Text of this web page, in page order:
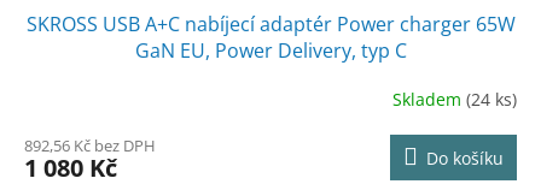
SKROSS USB A+C nabíjecí adaptér Power charger 65W
GaN EU, Power Delivery, typ C
Skladem (24 ks)
892,56 Kč bez DPH
1 080 Kč Do košíku